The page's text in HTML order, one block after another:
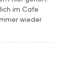
im Cafe
wieder